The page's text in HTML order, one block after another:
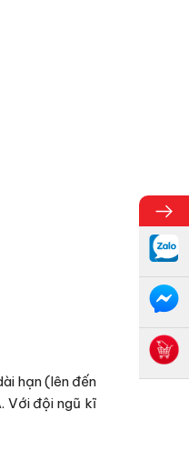
hạn (lên đến
Với đội ngũ kĩ